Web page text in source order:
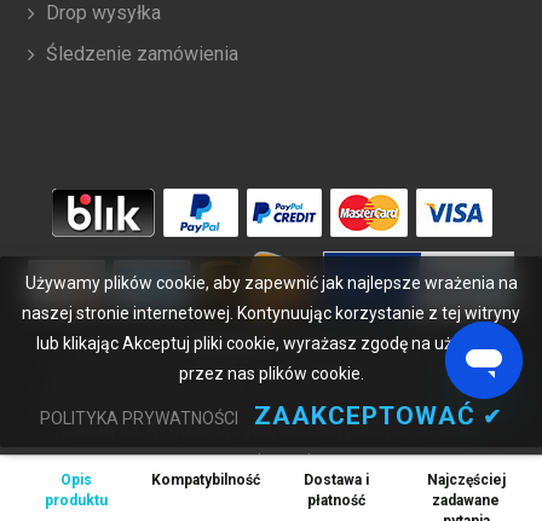
Opis
produktu
Kompatybilność
Dostawa i
płatność
Najczęściej
zadawane
Drop wysyłka
Śledzenie zamówienia
Copyright ©2026 bateriabuy.pl. Wszelkie prawa zastrzeżone.
Wyznaczone znaki handlowe i marki są własnością ich właścicieli.
BateriaBuy.pl nie jest powiązany z żadnymi markami OEM. Wszystkie
produkty na tej stronie są ogólnymi, nieoryginalnymi częściami
zamiennymi.
Wymienione nazwy marek i oznaczenia modeli mają jedynie na celu
Używamy plików cookie, aby zapewnić jak najlepsze wrażenia na
naszej stronie internetowej. Kontynuując korzystanie z tej witryny
lub klikając Akceptuj pliki cookie, wyrażasz zgodę na używanie
przez nas plików cookie.
POLITYKA PRYWATNOŚCI ZAAKCEPTOWAĆ ✔